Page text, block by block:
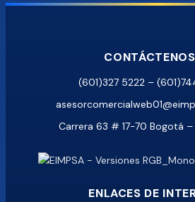
CONTÁCTENOS
(601)327 5222 –
Carrera 63 # 17-70 Bogotá
ENLACES DE